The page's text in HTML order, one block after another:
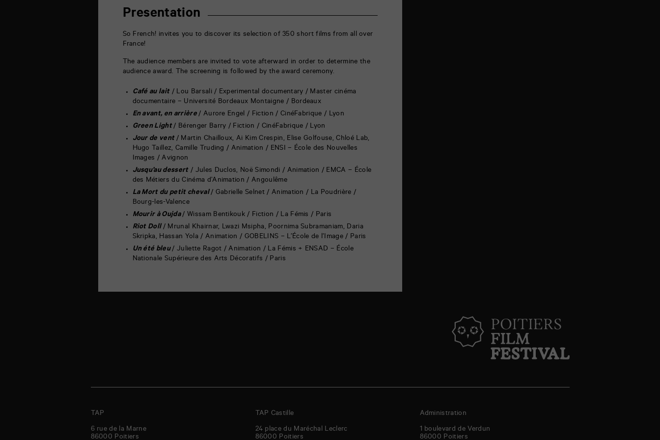
Presentation
So French! invites you to discover its selection of 350 short films from all over
France!
The audience members are invited to vote afterward in order to determine the
audience award. The screening is followed by the award ceremony.
Café au lait / Lou Barsali / Experimental documentary / Master cinéma
documentaire – Université Bordeaux Montaigne / Bordeaux
En avant, en arrière/ Aurore Engel / Fiction / CinéFabrique / Lyon
Green Light/ Bérenger Barry / Fiction / CinéFabrique / Lyon
Jour de vent/ Martin Chailloux, Ai Kim Crespin, Elise Golfouse, Chloé Lab,
Hugo Taillez, Camille Truding / Animation / ENSI – École des Nouvelles
Images / Avignon
Jusqu’au dessert / Jules Duclos, Noë Simondi / Animation / EMCA – École
des Métiers du Cinéma d’Animation / Angoulême
La Mort du petit cheval/ Gabrielle Selnet / Animation / La Poudrière /
Bourg-les-Valence
Mourir à Oujda/ Wissam Bentikouk / Fiction / La Fémis / Paris
Riot Doll/ Mrunal Khairnar, Lwazi Msipha, Poornima Subramaniam, Daria
Skripka, Hassan Yola / Animation / GOBELINS – L’École de l’Image / Paris
Un été bleu/ Juliette Ragot / Animation / La Fémis + ENSAD – École
Nationale Supérieure des Arts Décoratifs / Paris
TAP
6 rue de la Marne
86000 Poitiers
TAP Castille
24 place du Maréchal Leclerc
86000 Poitiers
Administration
1 boulevard de Verdun
86000 Poitiers